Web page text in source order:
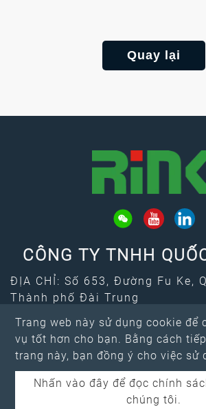
Quay lại
Trang web này sử dụng cookie để
vụ tốt hơn cho bạn. Bằng cách
trang này, bạn đồng ý cho việc sử
Nhấn vào đây để đọc chính
chúng tôi.
CÔNG TY TNHH
ĐỊA CHỈ: Số 653, Đường Fu Ke,
Thành phố Đài Trung
Email：
ĐT:+886-4-2461-
FAX: +886-4-2461-